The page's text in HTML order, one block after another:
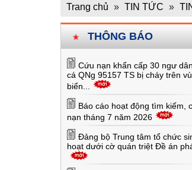
Trang chủ » TIN TỨC »
THÔNG BÁO
Cứu nạn khẩn cấp 30 ngư
cá QNg 95157 TS bị cháy trên
biển...
Báo cáo hoạt động tìm kiếm,
nạn tháng 7 năm 2026
Đảng bộ Trung tâm tổ chức
hoạt dưới cờ quán triệt Đề án